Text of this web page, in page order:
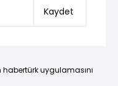
Kaydet
uygulamasını